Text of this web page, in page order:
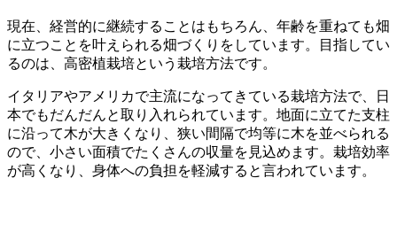
現在、経営的に継続することはもちろん、年齢を重ねても畑
に立つことを叶えられる畑づくりをしています。目指してい
るのは、高密植栽培という栽培方法です。
イタリアやアメリカで主流になってきている栽培方法で、日
本でもだんだんと取り入れられています。地面に立てた支柱
に沿って木が大きくなり、狭い間隔で均等に木を並べられる
ので、小さい面積でたくさんの収量を見込めます。栽培効率
が高くなり、身体への負担を軽減すると言われています。